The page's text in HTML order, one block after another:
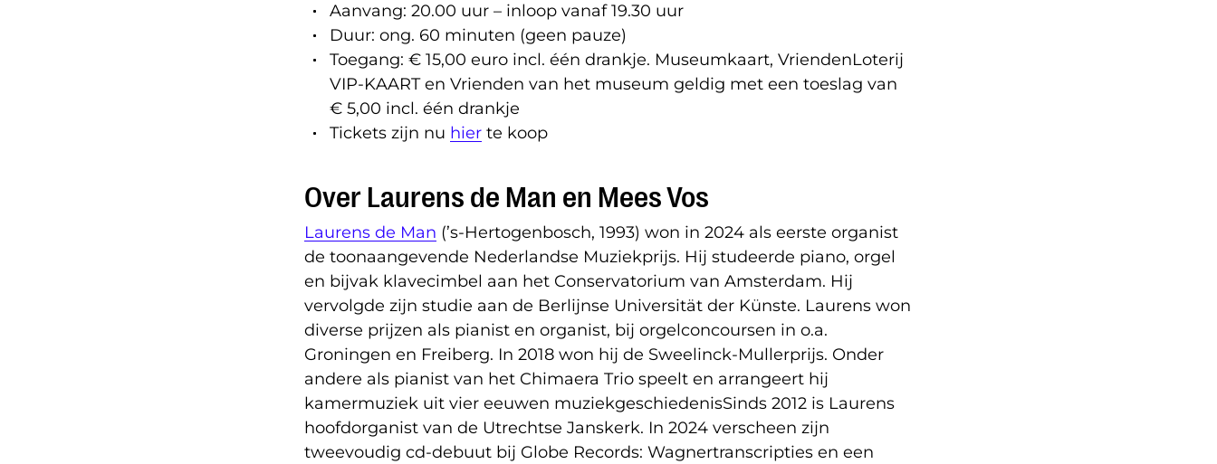
Aanvang: 20.00 uur – inloop vanaf 19.30 uur
Duur: ong. 60 minuten (geen pauze)
Toegang: € 15,00 euro incl. één drankje. Museumkaart, VriendenLoterij
VIP-KAART en Vrienden van het museum geldig met een toeslag van
€ 5,00 incl. één drankje
Tickets zijn nu hierte koop
Over Laurens de Man en Mees Vos
Laurens de Man (’s-Hertogenbosch, 1993) won in 2024 als eerste organist
de toonaangevende Nederlandse Muziekprijs. Hij studeerde piano, orgel
en bijvak klavecimbel aan het Conservatorium van Amsterdam. Hij
vervolgde zijn studie aan de Berlijnse Universität der Künste. Laurens won
diverse prijzen als pianist en organist, bij orgelconcoursen in o.a.
Groningen en Freiberg. In 2018 won hij de Sweelinck-Mullerprijs. Onder
andere als pianist van het Chimaera Trio speelt en arrangeert hij
kamermuziek uit vier eeuwen muziekgeschiedenisSinds 2012 is Laurens
hoofdorganist van de Utrechtse Janskerk. In 2024 verscheen zijn
tweevoudig cd-debuut bij Globe Records: Wagnertranscripties en een